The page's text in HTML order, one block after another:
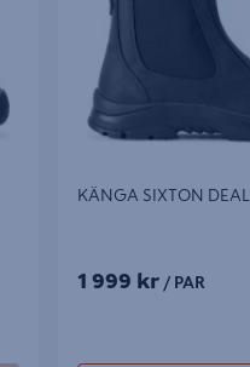
KÄNGA SIXTON
1 999 kr / PAR